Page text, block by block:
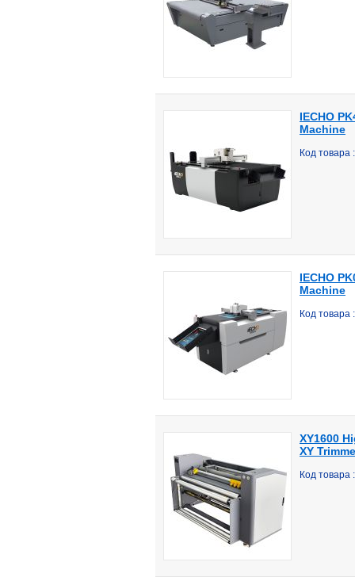
IECHO
Machine
Код товара
IECHO
Machine
Код товара
XY1600
XY
Код товара